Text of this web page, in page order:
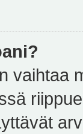
vaihtaa